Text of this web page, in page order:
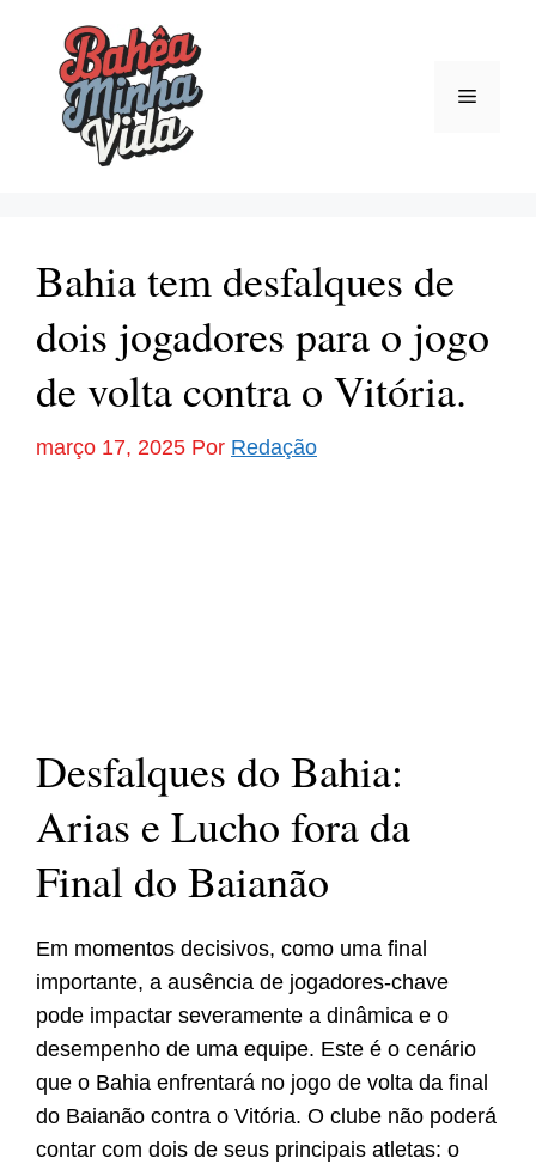
conteúdo
Menu
Bahia tem desfalques de
dois jogadores para o jogo
de volta contra o Vitória.
março 17, 2025 Por Redação
Desfalques do Bahia:
Arias e Lucho fora da
Final do Baianão
Em momentos decisivos, como uma final
importante, a ausência de jogadores-chave
pode impactar severamente a dinâmica e o
desempenho de uma equipe. Este é o cenário
que o Bahia enfrentará no jogo de volta da final
do Baianão contra o Vitória. O clube não poderá
contar com dois de seus principais atletas: o